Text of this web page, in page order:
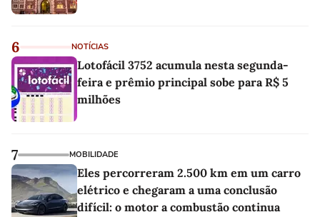
6 NOTÍCIAS
Lotofácil 3752 acumula nesta segunda-
feira e prêmio principal sobe para R$ 5
milhões
7 MOBILIDADE
Eles percorreram 2.500 km em um carro
elétrico e chegaram a uma conclusão
difícil: o motor a combustão continua